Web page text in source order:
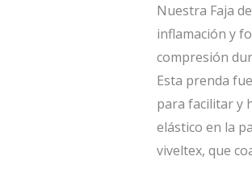
Nuestra Faja
inflamación y
compresión
Esta prenda
para facilitar y
elástico en la
viveltex, que